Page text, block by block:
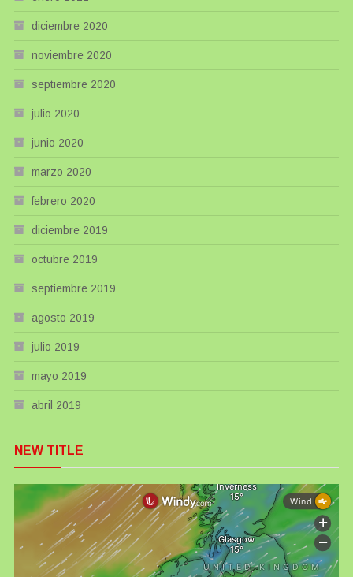
diciembre 2020
noviembre 2020
septiembre 2020
julio 2020
junio 2020
marzo 2020
febrero 2020
diciembre 2019
octubre 2019
septiembre 2019
agosto 2019
julio 2019
mayo 2019
abril 2019
NEW TITLE